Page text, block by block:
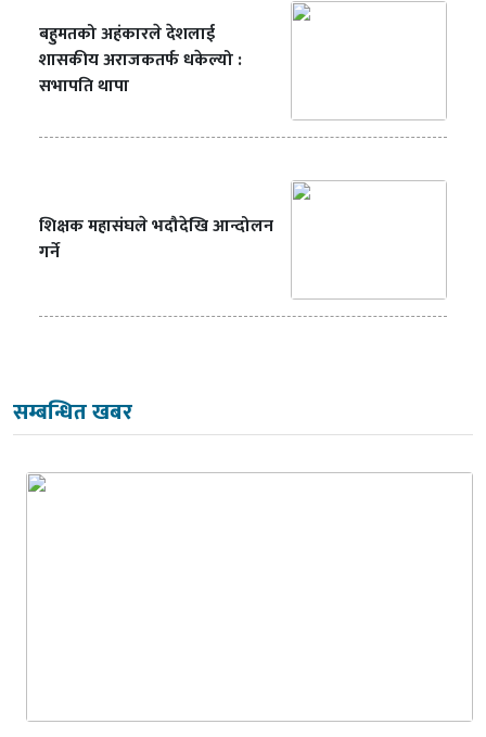
बहुमतको अहंकारले देशलाई
शासकीय अराजकतर्फ धकेल्यो :
सभापति थापा
शिक्षक महासंघले भदौदेखि आन्दोलन
गर्ने
सम्बन्धित खबर